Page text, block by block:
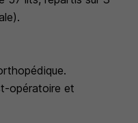
opératoire et